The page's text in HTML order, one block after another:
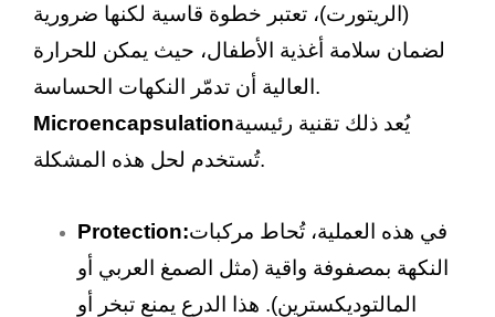
(الريتورت)، تعتبر خطوة قاسية لكنها ضرورية
لضمان سلامة أغذية الأطفال، حيث يمكن للحرارة
العالية أن تدمّر النكهات الحساسة.
Microencapsulationيُعد ذلك تقنية رئيسية
تُستخدم لحل هذه المشكلة.
Protection:في هذه العملية، تُحاط مركبات
النكهة بمصفوفة واقية (مثل الصمغ العربي أو
المالتوديكسترين). هذا الدرع يمنع تبخر أو